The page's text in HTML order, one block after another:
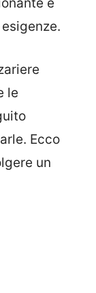
le
Ecco
un